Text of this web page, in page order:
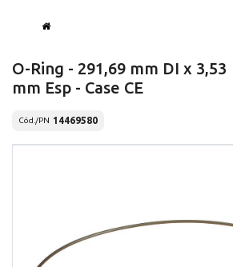
O-Ring - 291,69 mm DI x 3,53
mm Esp - Case CE
Cód./PN 14469580